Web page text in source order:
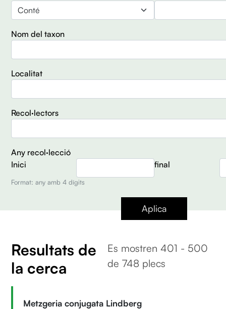
Es mostren 401 - 500
de 748 plecs
Resultats de
la cerca
Operador
Nom del taxon
Localitat
Recol·lectors
Any recol·lecció
Inici
final
Format: any amb 4 dígits
Aplica
Metzgeria conjugata Lindberg